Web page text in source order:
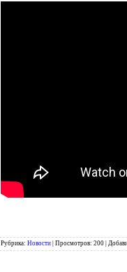
Рубрика: Новости Просмотров: 200